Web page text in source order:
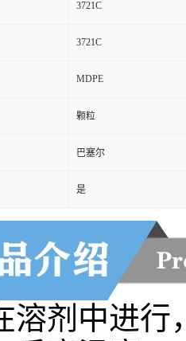
3721C
MDPE
颗粒
巴塞尔
是
溶剂中进行
反应温度